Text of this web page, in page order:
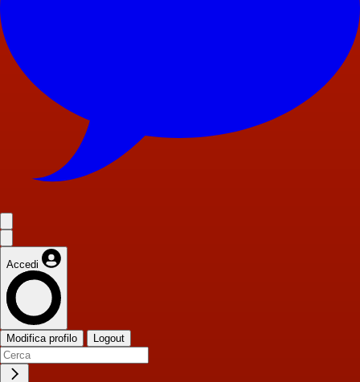
Accedi
Modifica profilo Logout